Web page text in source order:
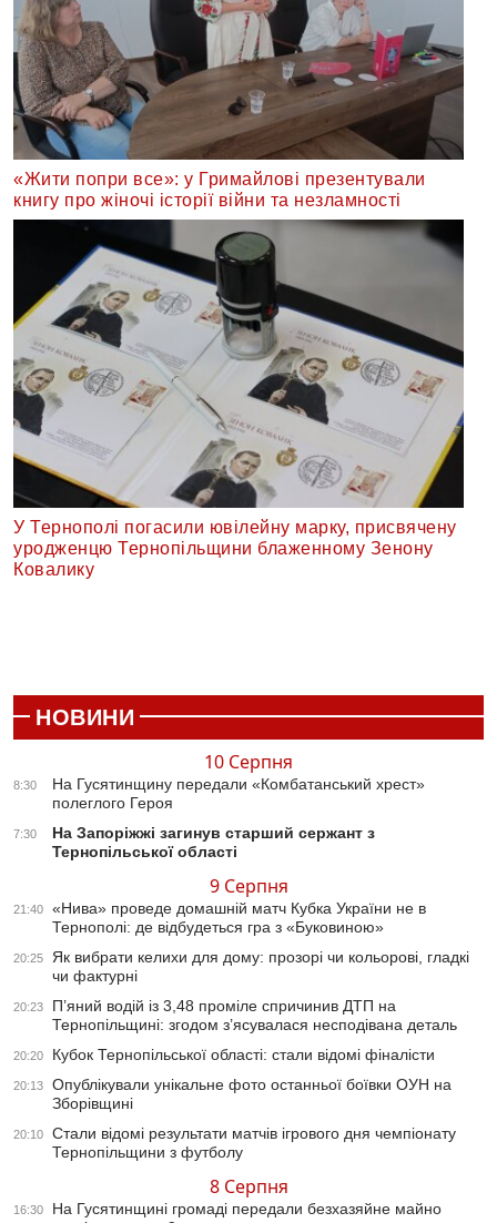
«Жити попри все»: у Гримайлові презентували
книгу про жіночі історії війни та незламності
У Тернополі погасили ювілейну марку, присвячену
уродженцю Тернопільщини блаженному Зенону
Ковалику
НОВИНИ
10 Серпня
8:30
На Гусятинщину передали «Комбатанський хрест»
полеглого Героя
7:30
На Запоріжжі загинув старший сержант з
Тернопільської області
9 Серпня
21:40
«Нива» проведе домашній матч Кубка України не в
Тернополі: де відбудеться гра з «Буковиною»
20:25
Як вибрати келихи для дому: прозорі чи кольорові, гладкі
чи фактурні
20:23
П’яний водій із 3,48 проміле спричинив ДТП на
Тернопільщині: згодом з’ясувалася несподівана деталь
20:20 Кубок Тернопільської області: стали відомі фіналісти
20:13
Опублікували унікальне фото останньої боївки ОУН на
Зборівщині
20:10
Стали відомі результати матчів ігрового дня чемпіонату
Тернопільщини з футболу
8 Серпня
16:30
На Гусятинщині громаді передали безхазяйне майно